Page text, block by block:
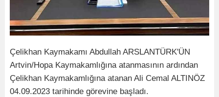
Çelikhan Kaymakamı Abdullah ARSLANTÜRK'ÜN
Artvin/Hopa Kaymakamlığına atanmasının ardından
Çelikhan Kaymakamlığına atanan Ali Cemal ALTINÖZ
04.09.2023 tarihinde görevine başladı.